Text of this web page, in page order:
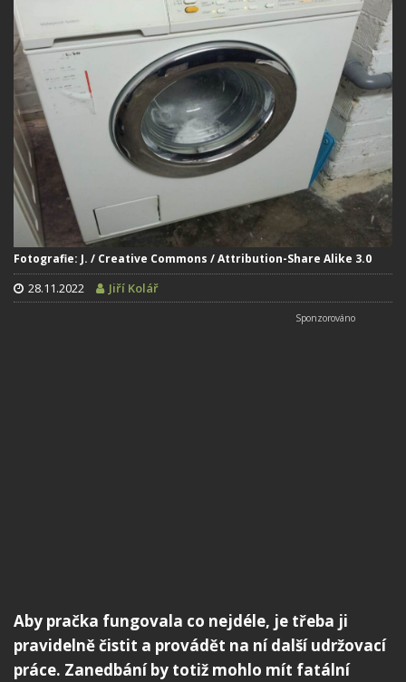
Fotografie: J. / Creative Commons / Attribution-Share Alike 3.0
28.11.2022 Jiří Kolář
Aby pračka fungovala co nejdéle, je třeba ji
pravidelně čistit a provádět na ní další udržovací
práce. Zanedbání by totiž mohlo mít fatální